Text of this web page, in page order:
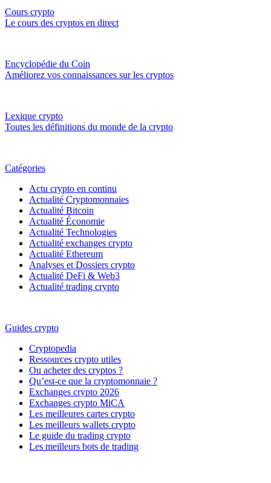
Cours crypto
Le cours des cryptos en direct
Encyclopédie du Coin
Améliorez vos connaissances sur les cryptos
Lexique crypto
Toutes les définitions du monde de la crypto
Catégories
Actu crypto en continu
Actualité Cryptomonnaies
Actualité Bitcoin
Actualité Économie
Actualité Technologies
Actualité exchanges crypto
Actualité Ethereum
Analyses et Dossiers crypto
Actualité DeFi & Web3
Actualité trading crypto
Guides crypto
Cryptopedia
Ressources crypto utiles
Ou acheter des cryptos ?
Qu’est-ce que la cryptomonnaie ?
Exchanges crypto 2026
Exchanges crypto MiCA
Les meilleures cartes crypto
Les meilleurs wallets crypto
Le guide du trading crypto
Les meilleurs bots de trading